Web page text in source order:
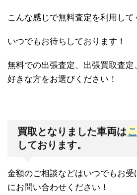
こんな感じで無料査定を利用して
いつでもお待ちしております！
無料での出張査定、出張買取査定
好きな方をお選びください！
買取となりました車両は
しております。
金額のご相談などはいつでもお受
にお問い合わせください！